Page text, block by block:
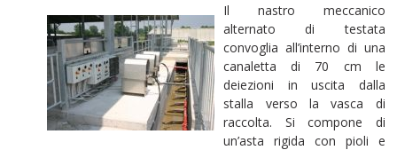
Il nastro meccanico
alternato di testata
convoglia all’interno di una
canaletta di 70 cm le
deiezioni in uscita dalla
stalla verso la vasca di
raccolta. Si compone di
un’asta rigida con pioli e